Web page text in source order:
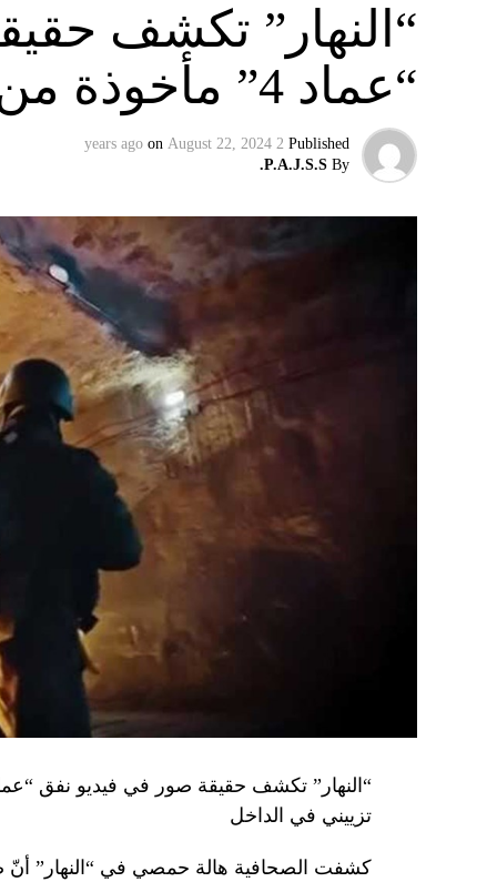
“النهار” تكشف
“عماد 4” مأخوذة من أوكرانيا….
Published
2 years ago
on August 22, 2024
By
P.A.J.S.S.
تزييني في الداخل
كشفت الصحافية هالة حمصي في “النهار”